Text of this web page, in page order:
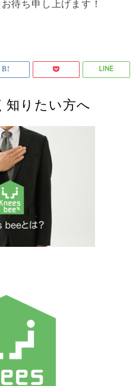
待ち申し上げます！
知りたい方へ